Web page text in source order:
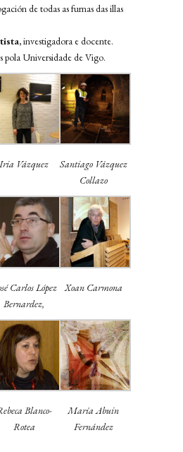
de todas as furnas das illas
investigadora e docente.
pola Universidade de Vigo.
Iria Vázquez
Santiago Vázquez
Collazo
Carlos López
Bernardez,
Xoan Carmona
Blanco-
Rotea
María Abuin
Fernández